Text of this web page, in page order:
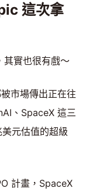
這次拿
實也很有戲～
市場傳出正在往
、SpaceX 這三
元估值的超級
計畫，SpaceX